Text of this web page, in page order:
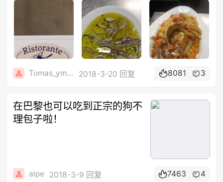
Tomas_ym44N 2018-3-20 回复 8081 3
在巴黎也可以吃到正宗的狗不
理包子啦！
alpe 2018-3-9 回复 7463 4